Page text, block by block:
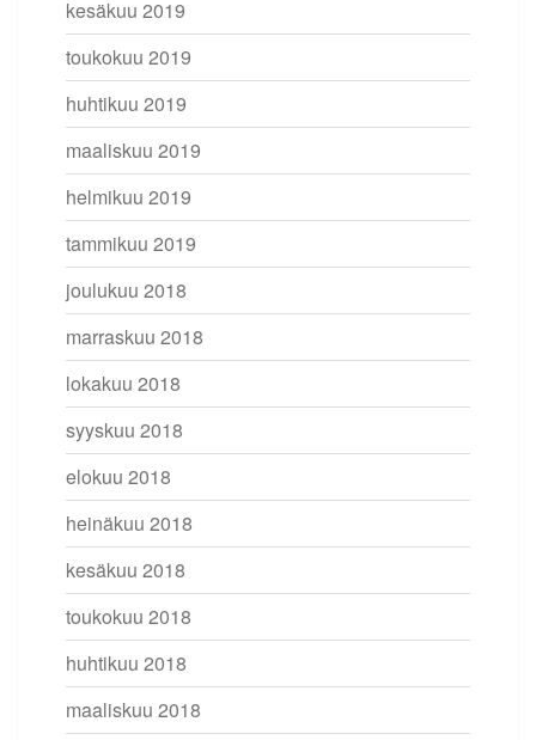
kesäkuu 2019
toukokuu 2019
huhtikuu 2019
maaliskuu 2019
helmikuu 2019
tammikuu 2019
joulukuu 2018
marraskuu 2018
lokakuu 2018
syyskuu 2018
elokuu 2018
heinäkuu 2018
kesäkuu 2018
toukokuu 2018
huhtikuu 2018
maaliskuu 2018